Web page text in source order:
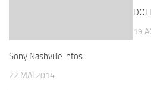
Sony Nashville infos
22 MAI 2014
19